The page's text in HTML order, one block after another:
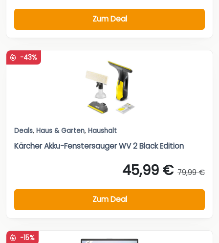
Zum Deal
-43%
Deals, Haus & Garten, Haushalt
Kärcher Akku-Fenstersauger WV 2 Black Edition
45,99 € 79,99 €
Zum Deal
-15%